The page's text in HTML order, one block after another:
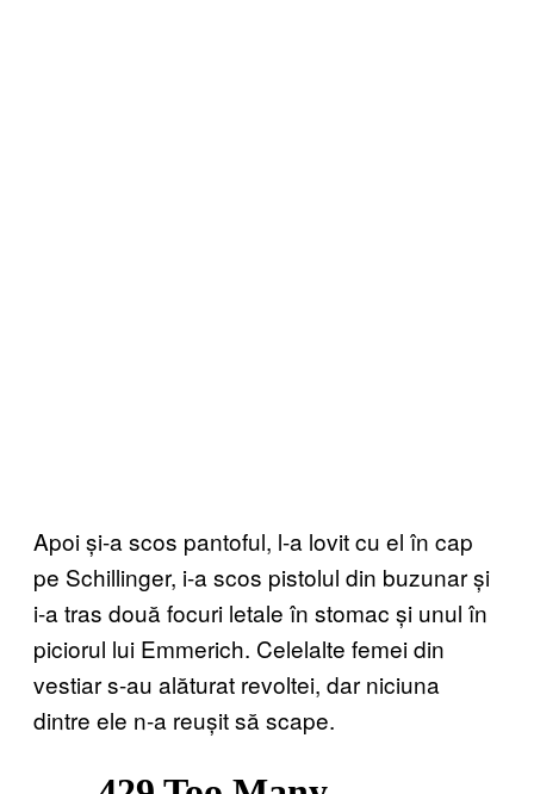
Apoi și-a scos pantoful, l-a lovit cu el în cap
pe Schillinger, i-a scos pistolul din buzunar și
i-a tras două focuri letale în stomac și unul în
piciorul lui Emmerich. Celelalte femei din
vestiar s-au alăturat revoltei, dar niciuna
dintre ele n-a reușit să scape.